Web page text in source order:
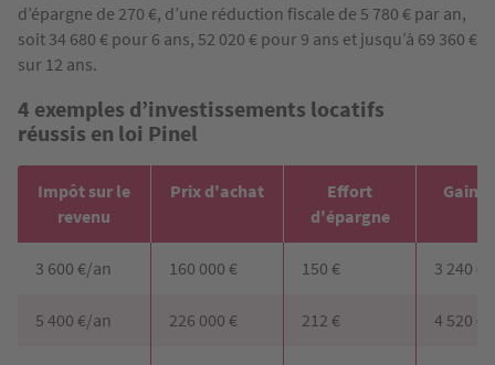
d’épargne de 270 €, d’une réduction fiscale de 5 780 € par an,
soit 34 680 € pour 6 ans, 52 020 € pour 9 ans et jusqu’à 69 360 €
sur 12 ans.
4 exemples d’investissements locatifs
réussis en loi Pinel
Impôt sur le
revenu
Prix d'achat
Effort
d'épargne
Gain
3 600 €/an 160 000 € 150 € 3 240
5 400 €/an 226 000 € 212 € 4 520